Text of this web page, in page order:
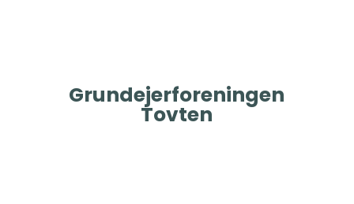
Grundejerforeningen
Tovten